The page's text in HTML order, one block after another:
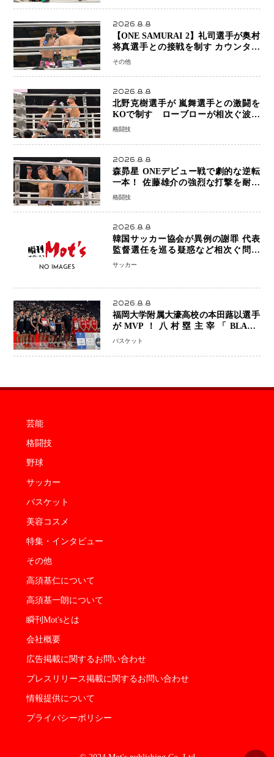
2026.8.8
【ONE SAMURAI 2】礼司選手が奥村
将真選手との接戦を制す カウンター
と正確な打撃で判定勝利
その他
2026.8.8
北野克樹選手が 嵐舞選手との激闘を
KOで制す ローブローが相次ぐ波乱
の展開…涙の勝利「生まれてくる娘の
格闘技
2026.8.8
森昴星 ONEデビュー戦で劇的な逆転
一本！ 佐藤雄介の強烈な打撃を耐え
抜き、リアネイキッドチョークで勝利
格闘技
2026.8.8
韓国サッカー協会が異例の謝罪 代表
監督選任を巡る疑惑など相次ぐ問題
「組織の刷新」誓う
サッカー
2026.8.8
福岡大学附属大濠高校の本田蕗以選手
がMVP！八村塁主宰「BLACK
SAMURAI SUMMIT 2026」で存在
なった」
バスケット
芸能
格闘技
野球
サッカー
バスケット
美容コスメ
特集・インタビュー
その他
高須基仁について
高須基一朗について
瞬刊Mot'sとは
会社概要
広告掲載に関するお問い合わせ
プレスリリース掲載に関するお問い合わせ
情報提供について
プライバシーポリシー